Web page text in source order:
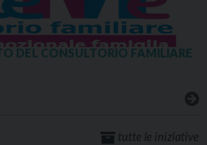
DEL CONSULTORIO FAMILIARE
tutte le iniziative